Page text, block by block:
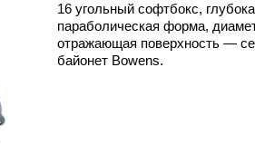
16 угольный софтбокс,
параболическая форма,
отражающая поверхность —
байонет Bowens.